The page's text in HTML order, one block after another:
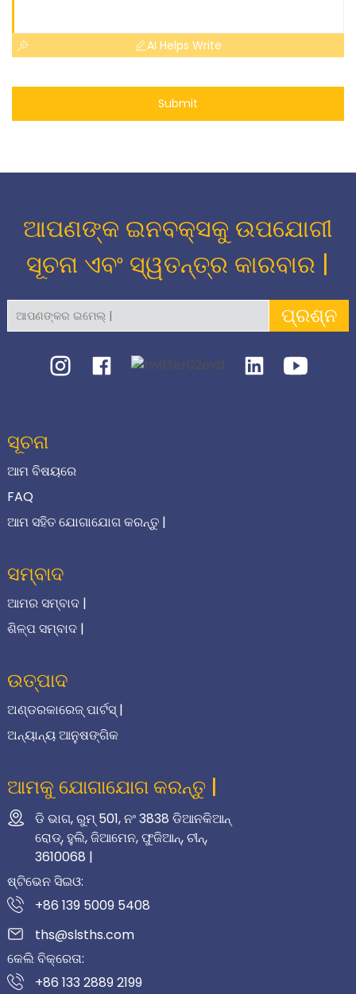
AI Helps Write
Submit
ଆପଣଙ୍କ ଇନବକ୍ସକୁ ଉପଯୋଗୀ
ସୂଚନା ଏବଂ ସ୍ୱତନ୍ତ୍ର କାରବାର |
ପ୍ରଶ୍ନ
ସୂଚନା
ଆମ ବିଷୟରେ
FAQ
ଆମ ସହିତ ଯୋଗାଯୋଗ କରନ୍ତୁ |
ସମ୍ବାଦ
ଆମର ସମ୍ବାଦ |
ଶିଳ୍ପ ସମ୍ବାଦ |
ଉତ୍ପାଦ
ଅଣ୍ଡରକାରେଜ୍ ପାର୍ଟସ୍ |
ଅନ୍ୟାନ୍ୟ ଆନୁଷଙ୍ଗିକ
ଆମକୁ ଯୋଗାଯୋଗ କରନ୍ତୁ |
ଡି ଭାଗ, ରୁମ୍ 501, ନଂ 3838 ଡିଆନକିଆନ୍
ରୋଡ୍, ହୁଲି, ଜିଆମେନ, ଫୁଜିଆନ୍, ଚୀନ୍,
3610068 |
ଷ୍ଟିଭେନ ସିଇଓ:
+86 139 5009 5408
ths@slsths.com
କେଲି ବିକ୍ରେତା:
+86 133 2889 2199